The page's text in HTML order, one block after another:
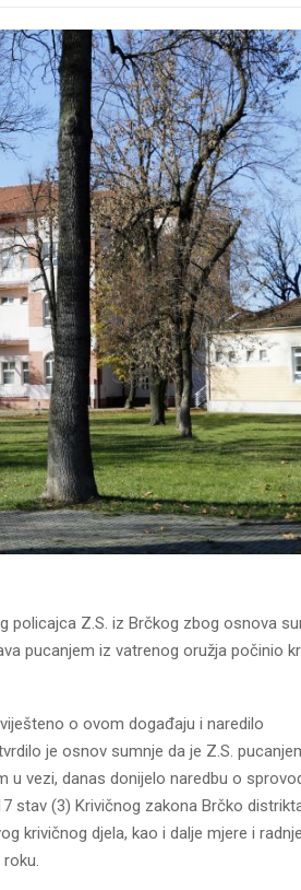
policajca Z.S. iz Brčkog zbog osnova
pucanjem iz vatrenog oružja počinio
o ovom događaju i naredilo
je osnov sumnje da je Z.S.
vezi, danas donijelo naredbu o
stav (3) Krivičnog zakona Brčko distrikta
krivičnog djela, kao i dalje mjere i